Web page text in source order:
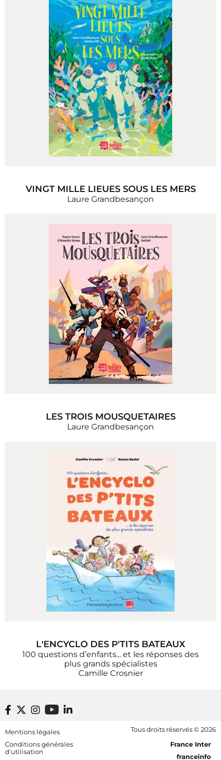
VINGT MILLE LIEUES SOUS LES MERS
Laure Grandbesançon
LES TROIS MOUSQUETAIRES
Laure Grandbesançon
L'ENCYCLO DES P'TITS BATEAUX
100 questions d’enfants... et les réponses des
plus grands spécialistes
Camille Crosnier
Footer bottom
Mentions légales
Conditions générales
d'utilisation
Tous droits réservés © 2026
[RDF] Pied de page - Mobile
France Inter
franceinfo